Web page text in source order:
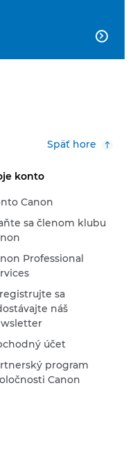

Späť hore
konto
Canon
sa členom klubu
Professional
sa
náš
účet
program
Canon